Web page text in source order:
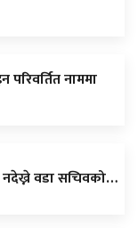
नाममा
नदेख्ने वडा सचिवको…